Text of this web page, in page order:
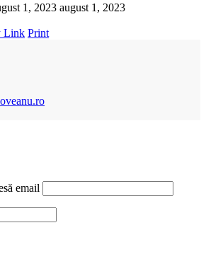
1, 2023 august 1, 2023
Link Print
email